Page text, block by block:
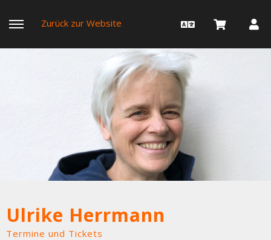
Zurück zur Website
Ulrike Herrmann
Termine und Tickets